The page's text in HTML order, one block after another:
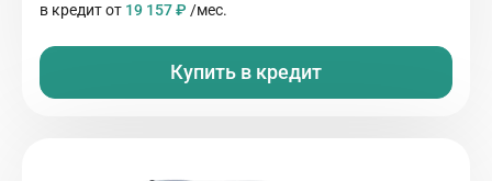
в кредит от 19 157 ₽ /мес.
Купить в кредит